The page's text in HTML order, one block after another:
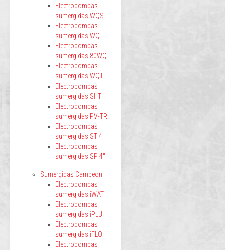
Electrobombas
sumergidas WQS
Electrobombas
sumergidas WQ
Electrobombas
sumergidas 80WQ
Electrobombas
sumergidas WQT
Electrobombas
sumergidas SHT
Electrobombas
sumergidas PV-TR
Electrobombas
sumergidas ST 4"
Electrobombas
sumergidas SP 4"
Sumergidas Campeon
Electrobombas
sumergidas iWAT
Electrobombas
sumergidas iPLU
Electrobombas
sumergidas iFLO
Electrobombas